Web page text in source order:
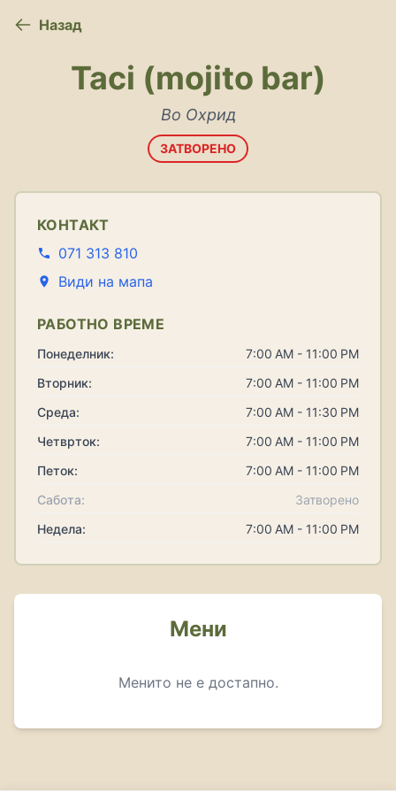
Назад
Taci (mojito bar)
Во Охрид
ЗАТВОРЕНО
КОНТАКТ
071 313 810
Види на мапа
РАБОТНО ВРЕМЕ
Понеделник:
7:00 AM - 11:00 PM
Вторник:
7:00 AM - 11:00 PM
Среда:
7:00 AM - 11:30 PM
Четврток:
7:00 AM - 11:00 PM
Петок:
7:00 AM - 11:00 PM
Сабота:
Затворено
Недела:
7:00 AM - 11:00 PM
Мени
Менито не е достапно.